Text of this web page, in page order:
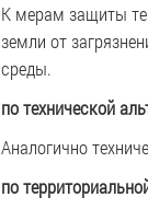
К мерам защиты
земли от
среды.
по технической
Аналогично
по